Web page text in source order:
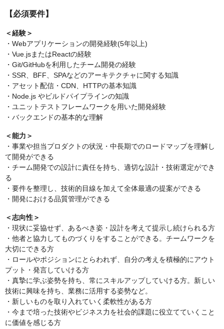
【必須要件】
＜経験＞
・Webアプリケーションの開発経験(5年以上)
・Vue.jsまたはReactの経験
・Git/GitHubを利用したチーム開発の経験
・SSR、BFF、SPAなどのアーキテクチャに関する知識
・アセット配信・CDN、HTTPの基本知識
・Node.js やビルドパイプラインの知識
・ユニットテストフレームワークを用いた開発経験
・バックエンドの基本的な理解
＜能力＞
・事業や担当プロダクトの状況・中長期でのロードマップを理解し
て開発ができる
・チーム開発での設計に責任を持ち、適切な設計・技術選定ができ
る
・要件を整理し、技術的目線を加えて全体最適の提案ができる
・開発における品質管理ができる
＜志向性＞
・現状に妥協せず、あるべき姿・設計を考えて提示し続けられる方
・他者と協力してものづくりをすることができる。チームワークを
大切にできる方
・ロールやポジションにとらわれず、自分の考えを積極的にアウト
プット・発言していける方
・真摯に学ぶ姿勢を持ち、常にスキルアップしていける方。新しい
技術に興味を持ち、業務に活用する姿勢など。
・新しいものを取り入れていく柔軟性がある方
・今まで培った技術やビジネス力を社会的課題に役立てていくこと
に価値を感じる方